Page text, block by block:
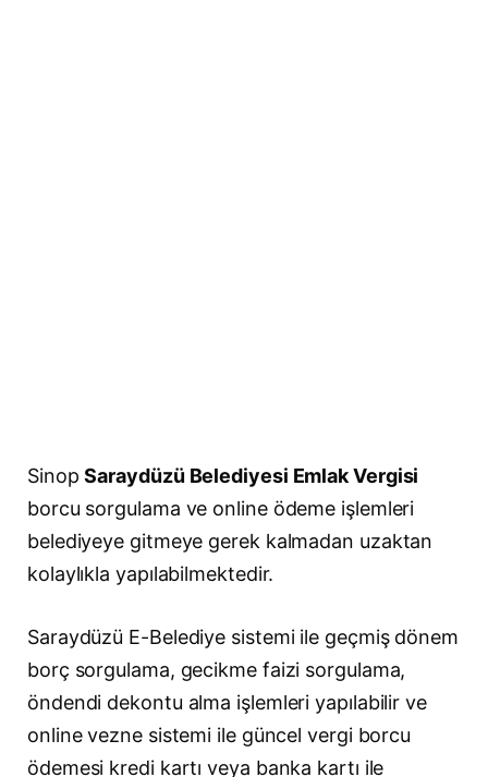
SinopSaraydüzü Belediyesi Emlak Vergisi
borcu sorgulama ve online ödeme işlemleri
belediyeye gitmeye gerek kalmadan uzaktan
kolaylıkla yapılabilmektedir.
Saraydüzü E-Belediye sistemi ile geçmiş dönem
borç sorgulama, gecikme faizi sorgulama,
öndendi dekontu alma işlemleri yapılabilir ve
online vezne sistemi ile güncel vergi borcu
ödemesi kredi kartı veya banka kartı ile